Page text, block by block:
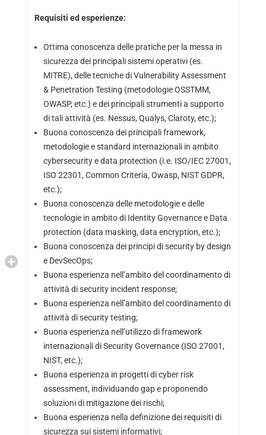
Requisiti ed esperienze:
Ottima conoscenza delle pratiche per la messa in
sicurezza dei principali sistemi operativi (es.
MITRE), delle tecniche di Vulnerability Assessment
& Penetration Testing (metodologie OSSTMM,
OWASP, etc.) e dei principali strumenti a supporto
di tali attività (es. Nessus, Qualys, Claroty, etc.);
Buona conoscenza dei principali framework,
metodologie e standard internazionali in ambito
cybersecurity e data protection (i.e. ISO/IEC 27001,
ISO 22301, Common Criteria, Owasp, NIST GDPR,
etc.);
Buona conoscenza delle metodologie e delle
tecnologie in ambito di Identity Governance e Data
protection (data masking, data encryption, etc.);
Buona conoscenza dei principi di security by design
e DevSecOps;
Buona esperienza nell’ambito del coordinamento di
attività di security incident response;
Buona esperienza nell’ambito del coordinamento di
attività di security testing;
Buona esperienza nell’utilizzo di framework
internazionali di Security Governance (ISO 27001,
NIST, etc.);
Buona esperienza in progetti di cyber risk
assessment, individuando gap e proponendo
soluzioni di mitigazione dei rischi;
Buona esperienza nella definizione dei requisiti di
sicurezza sui sistemi informativi;